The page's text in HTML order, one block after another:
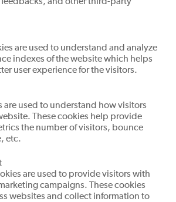
are used to understand and analyze
indexes of the website which helps
user experience for the visitors.
are used to understand how visitors
These cookies help provide
the number of visitors, bounce
etc.
are used to provide visitors with
campaigns. These cookies
websites and collect information to